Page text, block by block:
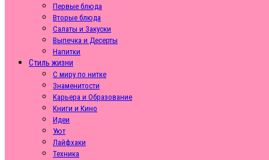
Первые блюда
Вторые блюда
Салаты и Закуски
Выпечка и Десерты
Напитки
Стиль жизни
С миру по нитке
Знаменитости
Карьера и Образование
Книги и Кино
Идеи
Уют
Лайфхаки
Техника